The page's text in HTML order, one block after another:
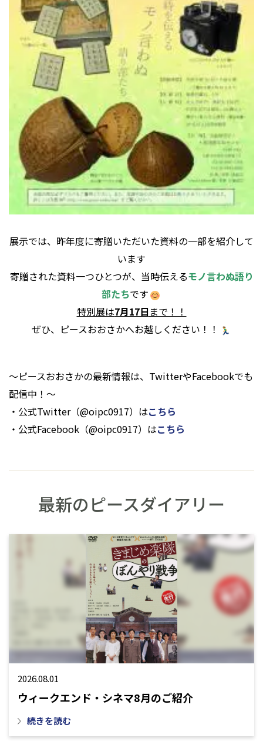
展示では、昨年度に寄贈いただいた資料の一部を紹介して
います
寄贈された資料一つひとつが、当時伝えるモノ言わぬ語り
部たちです
特別展は7月17日 まで！！
ぜひ、ピースおおさかへお越しください！！
～ピースおおさかの最新情報は、TwitterやFacebookでも
配信中！～
・公式Twitter（@oipc0917）はこちら
・公式Facebook（@oipc0917）はこちら
最新のピースダイアリー
2026.08.01
ウィークエンド・シネマ8月のご紹介
続きを読む